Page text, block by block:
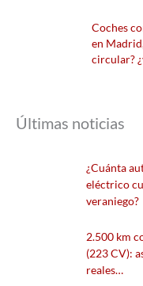
Coches
en
circular?
Últimas noticias
¿Cuánta
eléctrico
veraniego?
2.500 km
(223 CV):
reales…